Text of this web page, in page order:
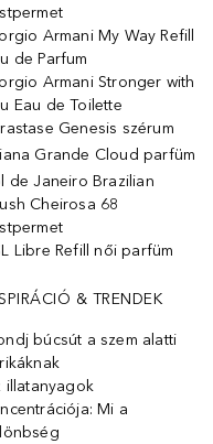
Armani My Way Refill
de Parfum
Armani Stronger with
Eau de Toilette
Genesis szérum
Grande Cloud parfüm
de Janeiro Brazilian
Cheirosa 68
Libre Refill női parfüm
& TRENDEK
búcsút a szem alatti
illatanyagok
Mi a